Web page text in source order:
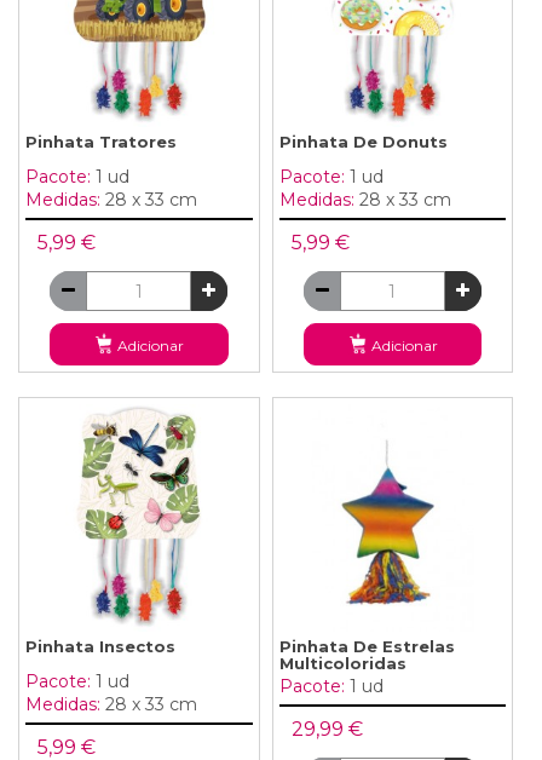
Pinhata Tratores
Pacote: 1 ud
Medidas: 28 x 33 cm
5,99 €
Adicionar
Pinhata De Donuts
Pacote: 1 ud
Medidas: 28 x 33 cm
5,99 €
Adicionar
Pinhata Insectos
Pacote: 1 ud
Medidas: 28 x 33 cm
5,99 €
Pinhata De Estrelas
Multicoloridas
Pacote: 1 ud
29,99 €